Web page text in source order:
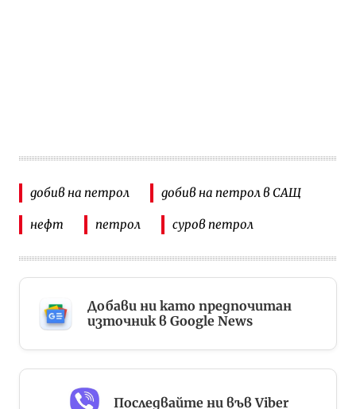
добив на петрол добив на петрол в САЩ
нефт петрол суров петрол
Добави ни като предпочитан
източник в Google News
Последвайте ни във Viber